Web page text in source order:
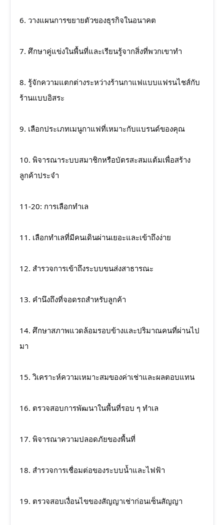
6. วางแผนการขยายตัวของธุรกิจในอนาคต
7. ศึกษาคู่แข่งในพื้นที่และเรียนรู้จากสิ่งที่พวกเขาทำ
8. รู้จักความแตกต่างระหว่างร้านกาแฟแบบแฟรนไชส์กับ
ร้านแบบอิสระ
9. เลือกประเภทเมนูกาแฟที่เหมาะกับแบรนด์ของคุณ
10. พิจารณาระบบสมาชิกหรือบัตรสะสมแต้มเพื่อสร้าง
ลูกค้าประจำ
11-20: การเลือกทำเล
11. เลือกทำเลที่มีคนเดินผ่านเยอะและเข้าถึงง่าย
12. สำรวจการเข้าถึงระบบขนส่งสาธารณะ
13. คำนึงถึงที่จอดรถสำหรับลูกค้า
14. ศึกษาสภาพแวดล้อมรอบข้างและปริมาณคนที่ผ่านไป
มา
15. วิเคราะห์ความเหมาะสมของค่าเช่าและผลตอบแทน
16. ตรวจสอบการพัฒนาในพื้นที่รอบ ๆ ทำเล
17. พิจารณาความปลอดภัยของพื้นที่
18. สำรวจการเชื่อมต่อของระบบน้ำและไฟฟ้า
19. ตรวจสอบเงื่อนไขของสัญญาเช่าก่อนเซ็นสัญญา